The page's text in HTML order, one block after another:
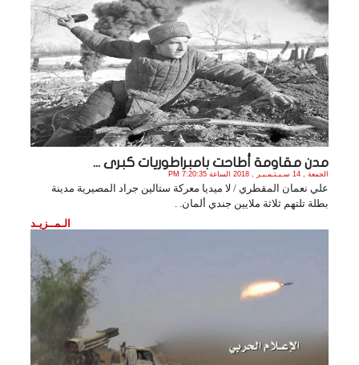
مدن مقاومة أطاحت بامبراطوريات كبرى ...
الجمعة , 14 سـبـتـمـبـر , 2018 الساعة 7:20:35 PM
علي نعمان المقطري / لا ميديا معركة ستالين جراد المصيرية مدينة
بطلة تلتهم ثلاثة ملايين جندي ألمان. .
الـمــزيـد